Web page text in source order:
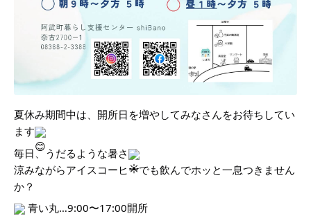
夏休み期間中は、開所日を増やしてみなさんをお待ちしてい
ます
毎日、うだるような暑さ
涼みながらアイスコーヒーでも飲んでホッと一息つきません
か？
青い丸…9:00〜17:00開所